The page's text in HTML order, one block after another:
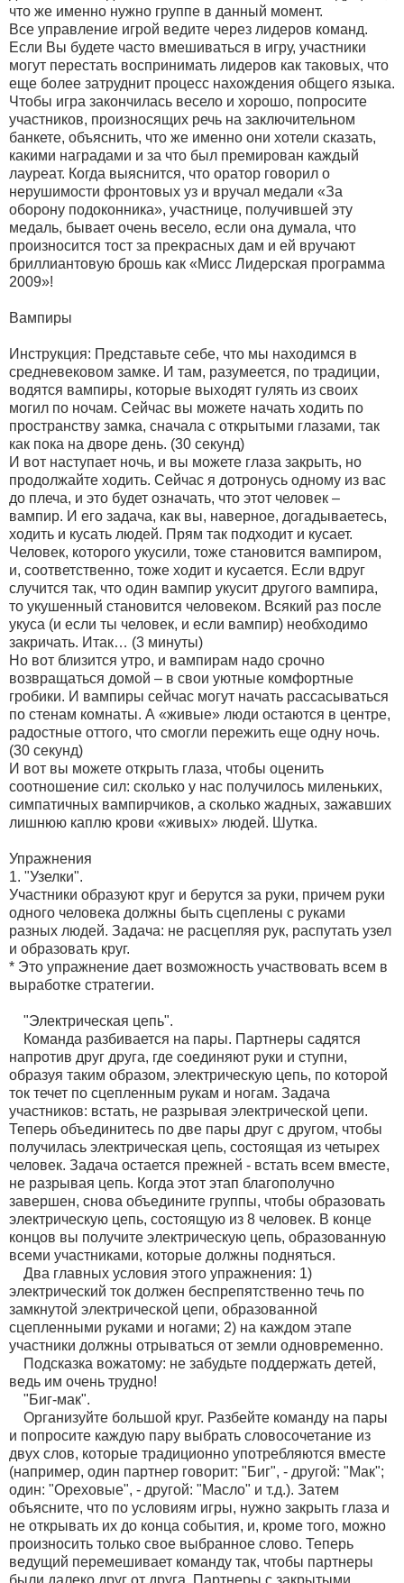
что же именно нужно группе в данный момент.
Все управление игрой ведите через лидеров команд.
Если Вы будете часто вмешиваться в игру, участники
могут перестать воспринимать лидеров как таковых, что
еще более затруднит процесс нахождения общего языка.
Чтобы игра закончилась весело и хорошо, попросите
участников, произносящих речь на заключительном
банкете, объяснить, что же именно они хотели сказать,
какими наградами и за что был премирован каждый
лауреат. Когда выяснится, что оратор говорил о
нерушимости фронтовых уз и вручал медали «За
оборону подоконника», участнице, получившей эту
медаль, бывает очень весело, если она думала, что
произносится тост за прекрасных дам и ей вручают
бриллиантовую брошь как «Мисс Лидерская программа
2009»!
Вампиры
Инструкция: Представьте себе, что мы находимся в
средневековом замке. И там, разумеется, по традиции,
водятся вампиры, которые выходят гулять из своих
могил по ночам. Сейчас вы можете начать ходить по
пространству замка, сначала с открытыми глазами, так
как пока на дворе день. (30 секунд)
И вот наступает ночь, и вы можете глаза закрыть, но
продолжайте ходить. Сейчас я дотронусь одному из вас
до плеча, и это будет означать, что этот человек –
вампир. И его задача, как вы, наверное, догадываетесь,
ходить и кусать людей. Прям так подходит и кусает.
Человек, которого укусили, тоже становится вампиром,
и, соответственно, тоже ходит и кусается. Если вдруг
случится так, что один вампир укусит другого вампира,
то укушенный становится человеком. Всякий раз после
укуса (и если ты человек, и если вампир) необходимо
закричать. Итак… (3 минуты)
Но вот близится утро, и вампирам надо срочно
возвращаться домой – в свои уютные комфортные
гробики. И вампиры сейчас могут начать рассасываться
по стенам комнаты. А «живые» люди остаются в центре,
радостные оттого, что смогли пережить еще одну ночь.
(30 секунд)
И вот вы можете открыть глаза, чтобы оценить
соотношение сил: сколько у нас получилось миленьких,
симпатичных вампирчиков, а сколько жадных, зажавших
лишнюю каплю крови «живых» людей. Шутка.
Упражнения
1. "Узелки".
Участники образуют круг и берутся за руки, причем руки
одного человека должны быть сцеплены с руками
разных людей. Задача: не расцепляя рук, распутать узел
и образовать круг.
* Это упражнение дает возможность участвовать всем в
выработке стратегии.
"Электрическая цепь".
Команда разбивается на пары. Партнеры садятся
напротив друг друга, где соединяют руки и ступни,
образуя таким образом, электрическую цепь, по которой
ток течет по сцепленным рукам и ногам. Задача
участников: встать, не разрывая электрической цепи.
Теперь объединитесь по две пары друг с другом, чтобы
получилась электрическая цепь, состоящая из четырех
человек. Задача остается прежней - встать всем вместе,
не разрывая цепь. Когда этот этап благополучно
завершен, снова объедините группы, чтобы образовать
электрическую цепь, состоящую из 8 человек. В конце
концов вы получите электрическую цепь, образованную
всеми участниками, которые должны подняться.
Два главных условия этого упражнения: 1)
электрический ток должен беспрепятственно течь по
замкнутой электрической цепи, образованной
сцепленными руками и ногами; 2) на каждом этапе
участники должны отрываться от земли одновременно.
Подсказка вожатому: не забудьте поддержать детей,
ведь им очень трудно!
"Биг-мак".
Организуйте большой круг. Разбейте команду на пары
и попросите каждую пару выбрать словосочетание из
двух слов, которые традиционно употребляются вместе
(например, один партнер говорит: "Биг", - другой: "Мак";
один: "Ореховые", - другой: "Масло" и т.д.). Затем
объясните, что по условиям игры, нужно закрыть глаза и
не открывать их до конца события, и, кроме того, можно
произносить только свое выбранное слово. Теперь
ведущий перемешивает команду так, чтобы партнеры